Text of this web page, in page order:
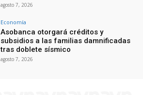
agosto 7, 2026
Economía
Asobanca otorgará créditos y
subsidios a las familias damnificadas
tras doblete sísmico
agosto 7, 2026